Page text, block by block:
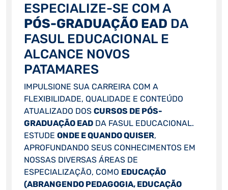
ESPECIALIZE-SE COM A
PÓS-GRADUAÇÃO EAD DA
FASUL EDUCACIONAL E
ALCANCE NOVOS
PATAMARES
IMPULSIONE SUA CARREIRA COM A
FLEXIBILIDADE, QUALIDADE E CONTEÚDO
ATUALIZADO DOS CURSOS DE PÓS-
GRADUAÇÃO EADDA FASUL EDUCACIONAL.
ESTUDE ONDE E QUANDO QUISER,
APROFUNDANDO SEUS CONHECIMENTOS EM
NOSSAS DIVERSAS ÁREAS DE
ESPECIALIZAÇÃO, COMO EDUCAÇÃO
(ABRANGENDO PEDAGOGIA, EDUCAÇÃO